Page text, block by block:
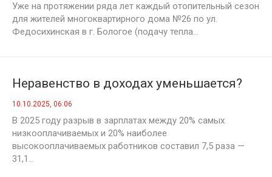
Уже на протяжении ряда лет каждый отопительный сезон
для жителей многоквартирного дома №26 по ул.
Федосихинская в г. Бологое (подачу тепла...
Неравенство в доходах уменьшается?
10.10.2025, 06:06
В 2025 году разрыв в зарплатах между 20% самых
низкооплачиваемых и 20% наиболее
высокооплачиваемых работников составил 7,5 раза —
31,1...